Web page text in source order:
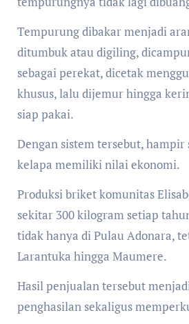
Tempurung dibakar menjadi
ditumbuk atau digiling,
sebagai perekat, dicetak
khusus, lalu dijemur hingga
siap pakai.
Dengan sistem tersebut, hampir
kelapa memiliki nilai ekonomi.
Produksi briket komunitas
sekitar 300 kilogram setiap
tidak hanya di Pulau Adonara,
Larantuka hingga Maumere.
Hasil penjualan tersebut
penghasilan sekaligus